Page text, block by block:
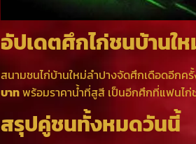
อัปเดตศึกไก่ชนบ้านใ
สนามชนไก่บ้านใหม่ลำปางจัดศึกเดือดอีกค
บาทพร้อมราคาน้ำที่สูสี เป็นอีกศึกที่แฟนไก่
สรุปคู่ชนทั้งหมดวันนี้